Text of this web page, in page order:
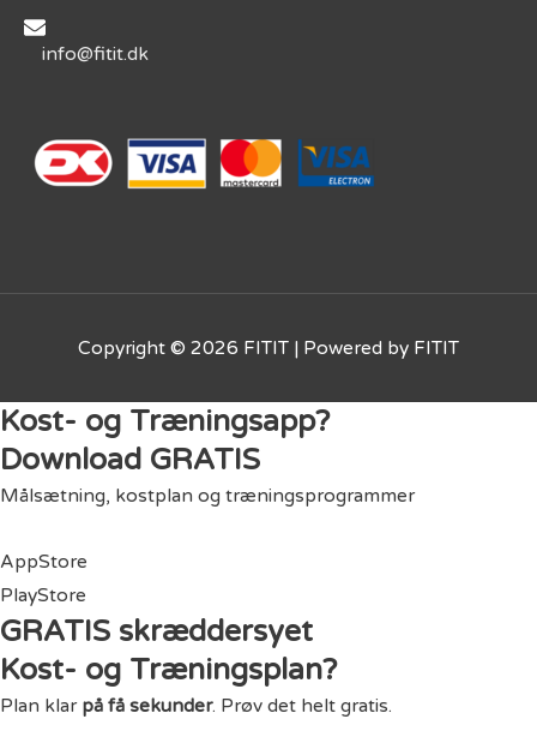
info@fitit.dk
Copyright © 2026 FITIT | Powered by FITIT
Kost- og Træningsapp?
Download GRATIS
Målsætning, kostplan og træningsprogrammer
AppStore
PlayStore
GRATIS skræddersyet
Kost- og Træningsplan?
Plan klar på få sekunder. Prøv det helt gratis.